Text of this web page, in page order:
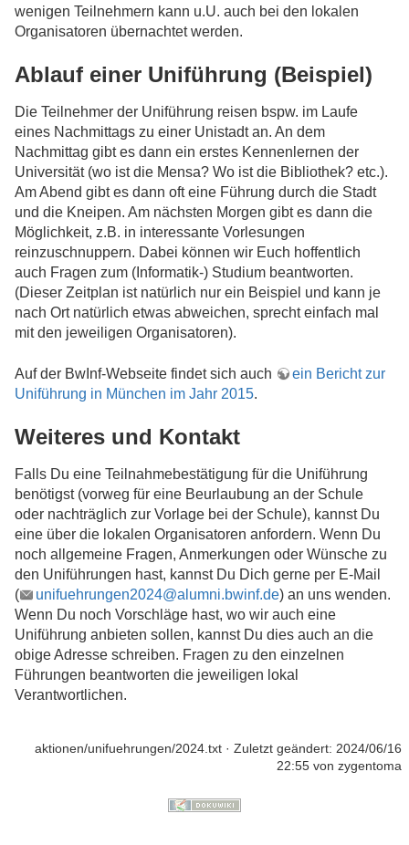
wenigen Teilnehmern kann u.U. auch bei den lokalen
Organisatoren übernachtet werden.
Ablauf einer Uniführung (Beispiel)
Die Teilnehmer der Uniführung reisen bspw. im Laufe
eines Nachmittags zu einer Unistadt an. An dem
Nachmittag gibt es dann ein erstes Kennenlernen der
Universität (wo ist die Mensa? Wo ist die Bibliothek? etc.).
Am Abend gibt es dann oft eine Führung durch die Stadt
und die Kneipen. Am nächsten Morgen gibt es dann die
Möglichkeit, z.B. in interessante Vorlesungen
reinzuschnuppern. Dabei können wir Euch hoffentlich
auch Fragen zum (Informatik-) Studium beantworten.
(Dieser Zeitplan ist natürlich nur ein Beispiel und kann je
nach Ort natürlich etwas abweichen, sprecht einfach mal
mit den jeweiligen Organisatoren).
Auf der BwInf-Webseite findet sich auch
ein Bericht zur
Uniführung in München im Jahr 2015.
Weiteres und Kontakt
Falls Du eine Teilnahmebestätigung für die Uniführung
benötigst (vorweg für eine Beurlaubung an der Schule
oder nachträglich zur Vorlage bei der Schule), kannst Du
eine über die lokalen Organisatoren anfordern. Wenn Du
noch allgemeine Fragen, Anmerkungen oder Wünsche zu
den Uniführungen hast, kannst Du Dich gerne per E-Mail
(
unifuehrungen2024@alumni.bwinf.de) an uns wenden.
Wenn Du noch Vorschläge hast, wo wir auch eine
Uniführung anbieten sollen, kannst Du dies auch an die
obige Adresse schreiben. Fragen zu den einzelnen
Führungen beantworten die jeweiligen lokal
Verantwortlichen.
aktionen/unifuehrungen/2024.txt · Zuletzt geändert: 2024/06/16
22:55 von zygentoma